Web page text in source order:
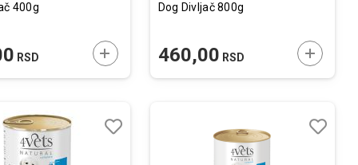
400g
RSD DODAJTE U KORPU
Dog Divljač 800g
460,00 RSD
Lista
Lista